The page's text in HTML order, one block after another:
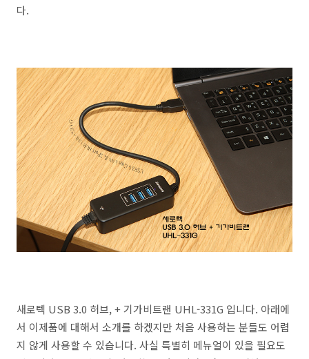
다.
새로텍 USB 3.0 허브, + 기가비트랜 UHL-331G 입니다. 아래에
서 이제품에 대해서 소개를 하겠지만 처음 사용하는 분들도 어렵
지 않게 사용할 수 있습니다. 사실 특별히 메뉴얼이 있을 필요도